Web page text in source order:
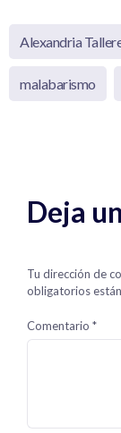
Alexandria
malabarismo
Deja
Tu dirección de
obligatorios
Comentario *